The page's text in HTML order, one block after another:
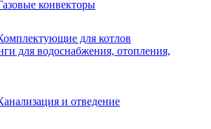
конвекторы
для котлов
для водоснабжения, отопления,
и отведение